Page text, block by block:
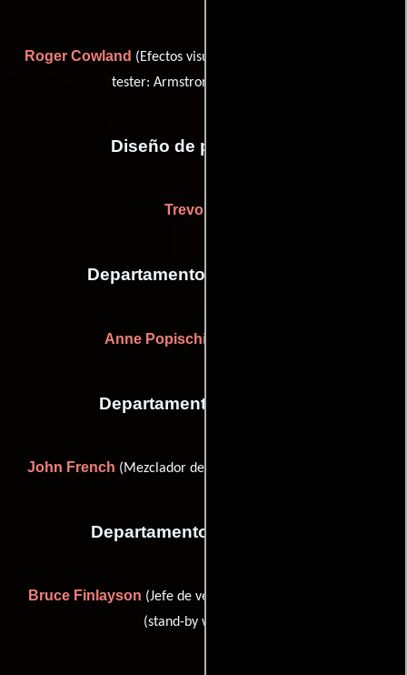
Roger Cowland (Efectos visuales) y
tester: Armstrong Audio-Video)
Diseño de producción
Trevor Ling
Departamento de maquillaje
Anne Popischil
Departamento de musica
John French (Mezclador de música/Grabador de música)
Departamento de vestuario
Bruce Finlayson (Jefe de vestuario) y
(stand-by wardrobe)